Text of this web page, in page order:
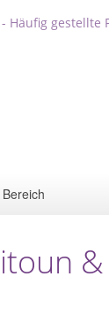
- Häufig gestellte